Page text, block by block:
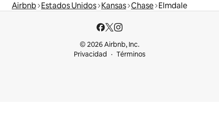
Airbnb Estados Unidos Kansas Chase Elmdale
© 2026 Airbnb, Inc.
Privacidad
Términos